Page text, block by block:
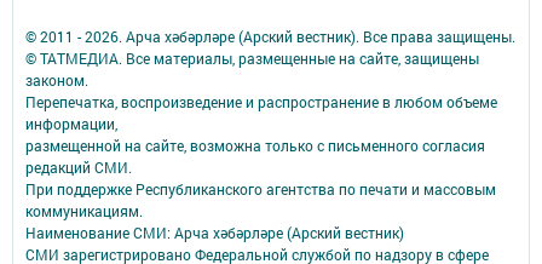
© 2011 - 2026. Арча хәбәрләре (Арский вестник). Все права защищены.
© ТАТМЕДИА. Все материалы, размещенные на сайте, защищены
законом.
Перепечатка, воспроизведение и распространение в любом объеме
информации,
размещенной на сайте, возможна только с письменного согласия
редакций СМИ.
При поддержке Республиканского агентства по печати и массовым
коммуникациям.
Наименование СМИ: Арча хәбәрләре (Арский вестник)
СМИ зарегистрировано Федеральной службой по надзору в сфере